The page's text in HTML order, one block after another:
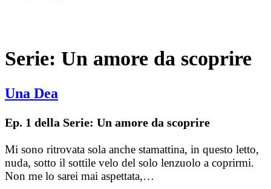
Serie: Un amore da scoprire
Una Dea
Ep. 1 della Serie: Un amore da scoprire
Mi sono ritrovata sola anche stamattina, in questo letto,
nuda, sotto il sottile velo del solo lenzuolo a coprirmi.
Non me lo sarei mai aspettata,…